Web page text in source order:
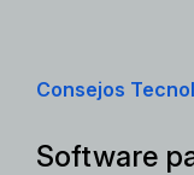
Consejos
Software